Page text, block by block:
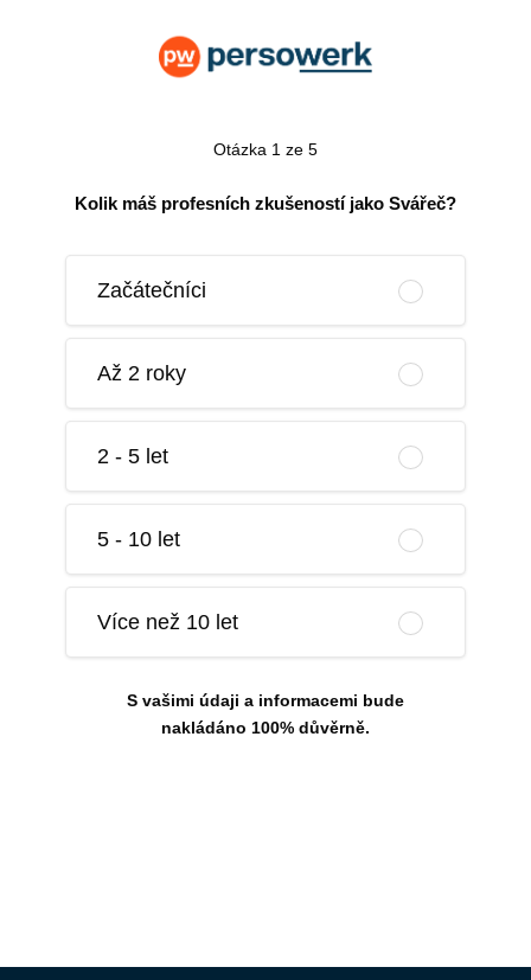
Otázka 1 ze 5
Kolik máš profesních zkušeností jako Svářeč?
Začátečníci
Až 2 roky
2 - 5 let
5 - 10 let
Více než 10 let
S vašimi údaji a informacemi bude
nakládáno 100% důvěrně.